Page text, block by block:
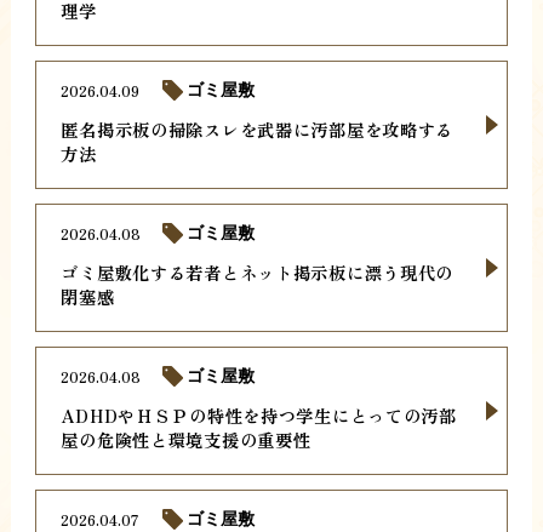
理学
匿名掲示板の掃除スレを武器に汚部屋を攻略する
方法
2026.04.09 ゴミ屋敷
ゴミ屋敷化する若者とネット掲示板に漂う現代の
閉塞感
2026.04.08 ゴミ屋敷
ADHDやＨＳＰの特性を持つ学生にとっての汚部
屋の危険性と環境支援の重要性
2026.04.08 ゴミ屋敷
2026.04.07 ゴミ屋敷